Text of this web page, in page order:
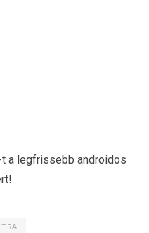
t a legfrissebb androidos